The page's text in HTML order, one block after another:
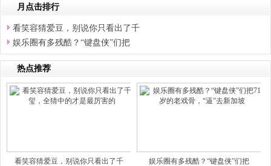
月点击排行
看笑容猜爱豆，别说你只看出了千
娱乐圈有多残酷？“键盘侠”们把
热点推荐
看笑容猜爱豆，别说你只看出了千 娱乐圈有多残酷？“键盘侠”们把